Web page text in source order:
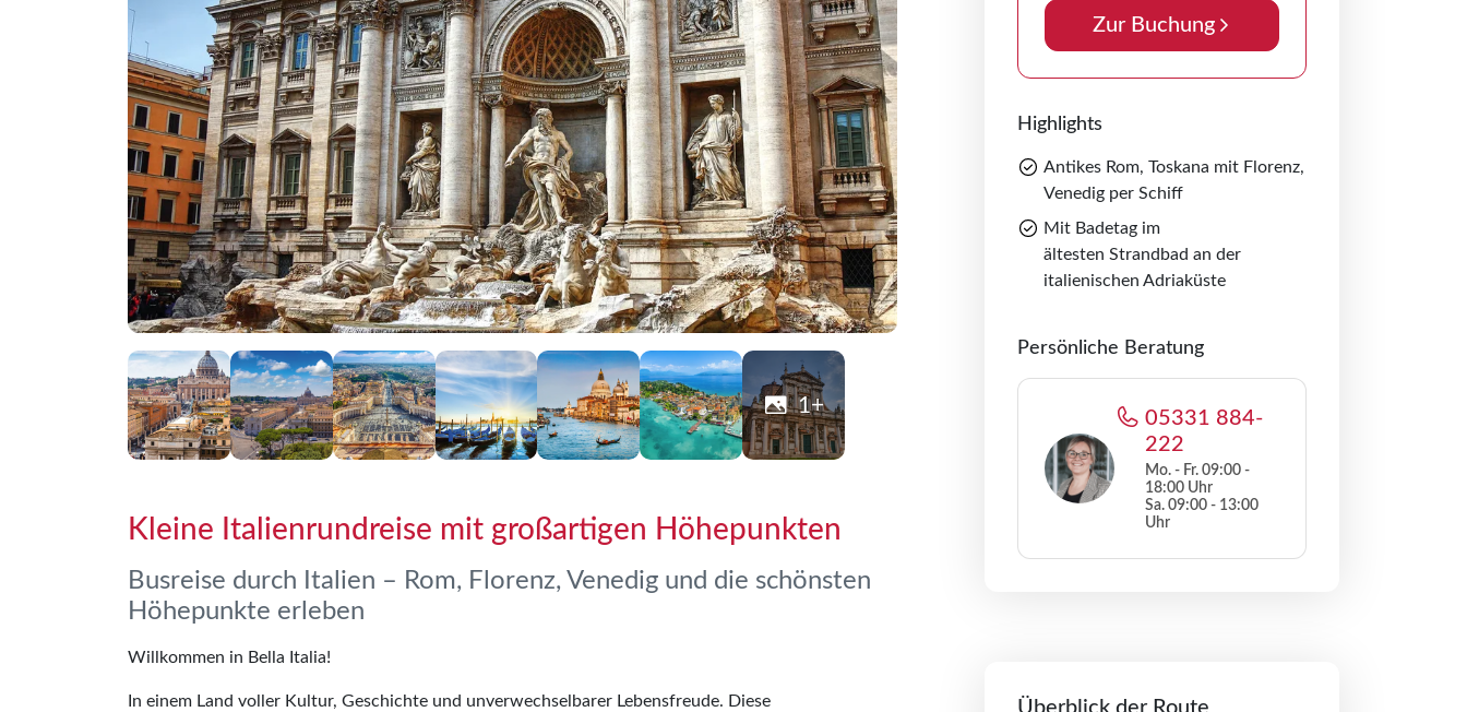
1+
Kleine Italienrundreise mit großartigen Höhepunkten
Busreise durch Italien – Rom, Florenz, Venedig und die schönsten
Höhepunkte erleben
Willkommen in Bella Italia!
In einem Land voller Kultur, Geschichte und unverwechselbarer Lebensfreude. Diese
Zur Buchung
Highlights
Antikes Rom, Toskana mit Florenz,
Venedig per Schiff
Mit Badetag im
ältesten Strandbad an der
italienischen Adriaküste
Persönliche Beratung
05331 884-
222
Mo. - Fr. 09:00 -
18:00 Uhr
Sa. 09:00 - 13:00
Uhr
Überblick der Route